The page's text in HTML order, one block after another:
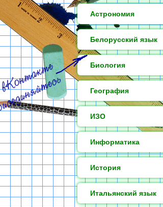
Астрономия
Белорусский язык
Биология
География
ИЗО
Информатика
История
Итальянский язык